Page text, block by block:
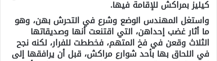
كيليز بمراكش للإقامة فيها.
واستغل المهندس الوضع وشرع في التحرش بهن، وهو
ما أثار غضب إحداهن، التي اقتنعت أنها وصديقاتها
الثلاث وقعن في فخ المتهم، فخططت للفرار، لكنه نجح
في اللحاق بها بأحد شوارع مراكش، قبل أن يرافقها إلى